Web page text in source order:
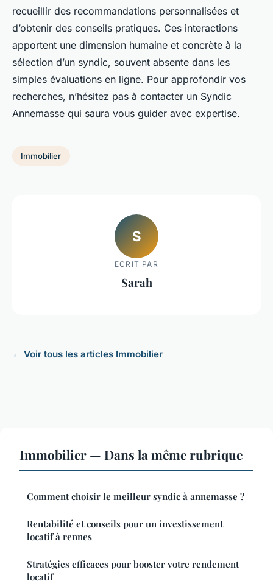
recueillir des recommandations personnalisées et
d’obtenir des conseils pratiques. Ces interactions
apportent une dimension humaine et concrète à la
sélection d’un syndic, souvent absente dans les
simples évaluations en ligne. Pour approfondir vos
recherches, n’hésitez pas à contacter un Syndic
Annemasse qui saura vous guider avec expertise.
Immobilier
S
ECRIT PAR
Sarah
← Voir tous les articles Immobilier
Immobilier — Dans la même rubrique
Comment choisir le meilleur syndic à annemasse ?
Rentabilité et conseils pour un investissement
locatif à rennes
Stratégies efficaces pour booster votre rendement
locatif